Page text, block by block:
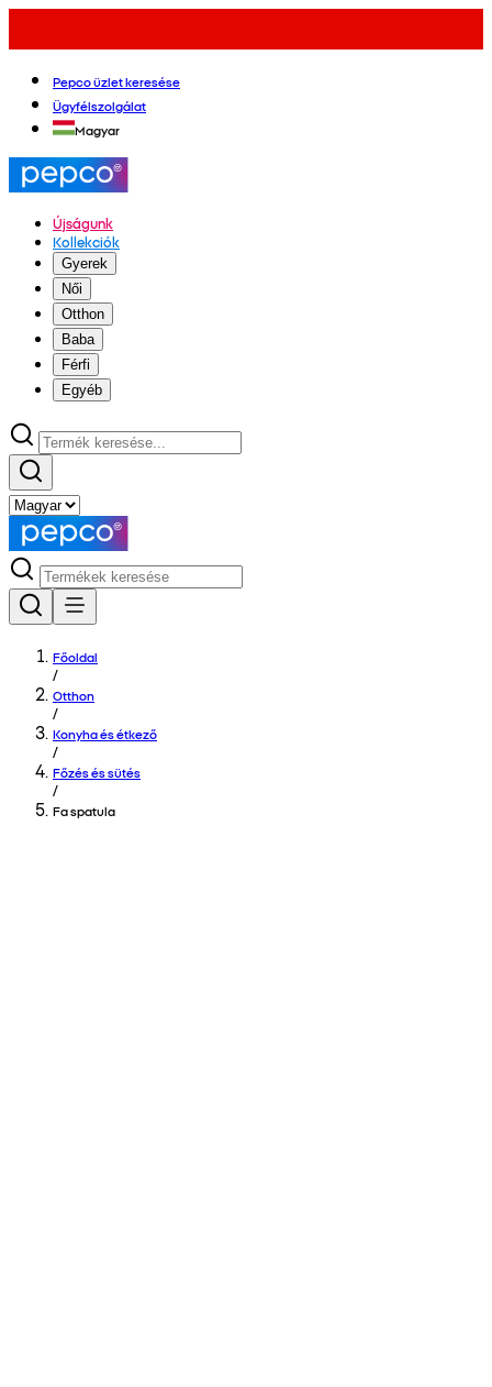
Pepco üzlet keresése
Ügyfélszolgálat
Magyar
Újságunk
Kollekciók
Gyerek
Női
Otthon
Baba
Férfi
Egyéb
Főoldal
/
Otthon
/
Konyha és étkező
/
Főzés és sütés
/
Fa spatula